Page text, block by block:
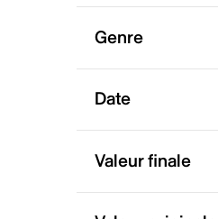
Genre
Date
Valeur finale